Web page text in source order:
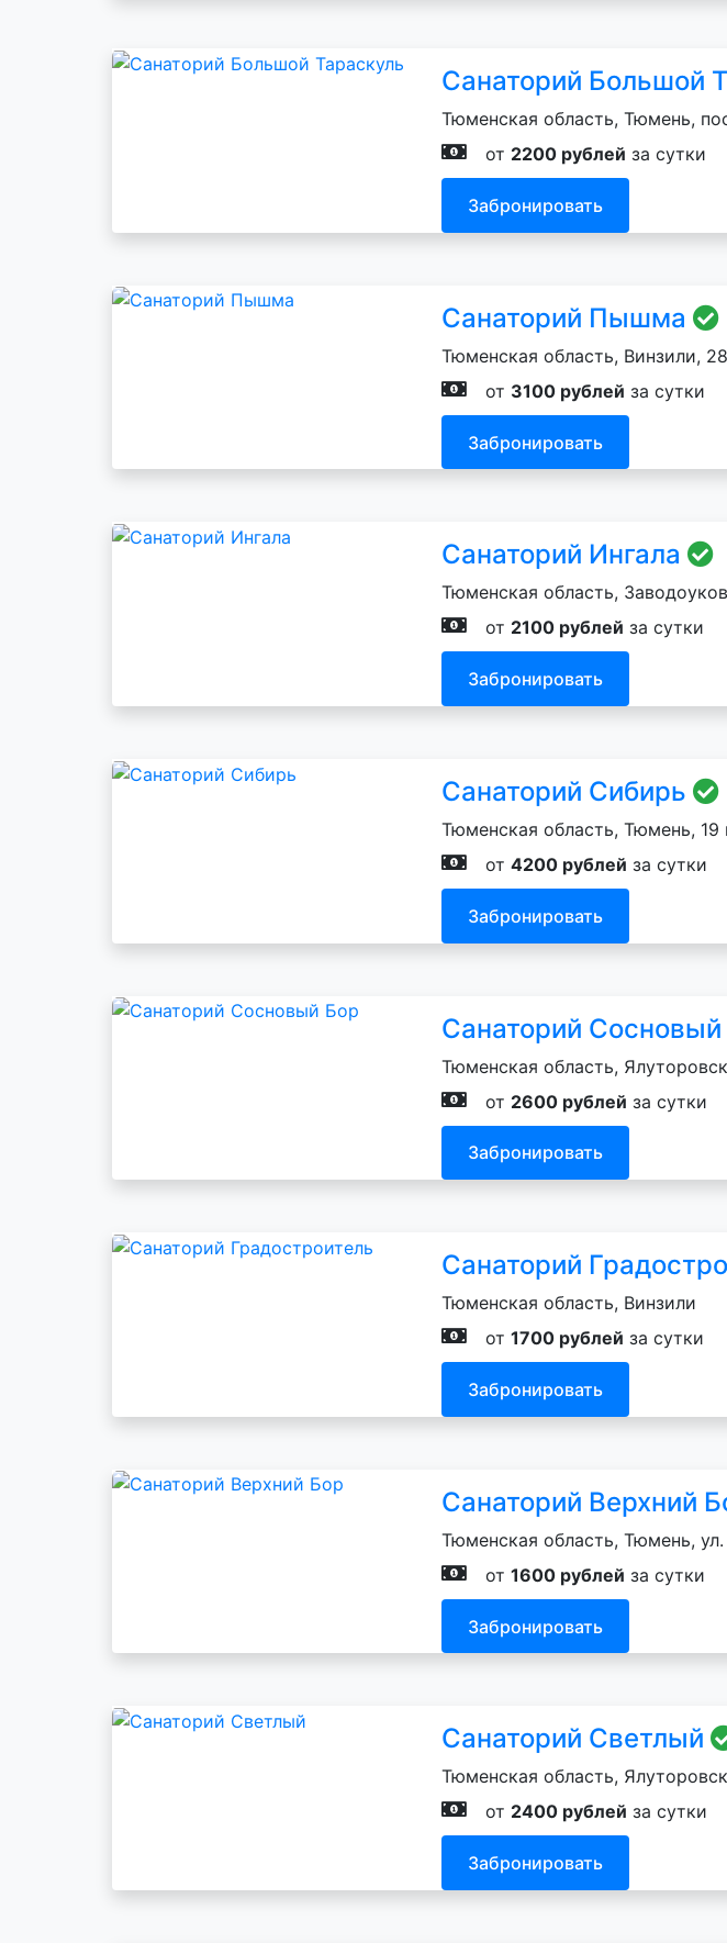
Санаторий Большой
Тюменская область, Тюмень,
от 2200 рублей за сутки
Забронировать
Санаторий Пышма
Тюменская область, Винзили,
от 3100 рублей за сутки
Забронировать
Санаторий Ингала
Тюменская область,
от 2100 рублей за сутки
Забронировать
Санаторий Сибирь
Тюменская область, Тюмень,
от 4200 рублей за сутки
Забронировать
Санаторий
Тюменская область,
от 2600 рублей за сутки
Забронировать
Санаторий
Тюменская область, Винзили
от 1700 рублей за сутки
Забронировать
Санаторий Верхний
Тюменская область, Тюмень, ул.
от 1600 рублей за сутки
Забронировать
Санаторий Светлый
Тюменская область,
от 2400 рублей за сутки
Забронировать